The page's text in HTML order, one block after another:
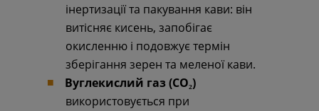
інертизації та пакування кави: він
витісняє кисень, запобігає
окисленню і подовжує термін
зберігання зерен та меленої кави.
Вуглекислий газ (CO₂)
використовується при